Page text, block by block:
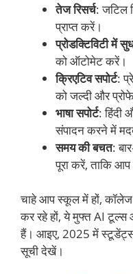
तेज रिसर्च: जटिल
प्राप्त करें।
प्रोडक्टिविटी में
को ऑटोमेट करें।
क्रिएटिव सपोर्ट:
को जल्दी और
भाषा सपोर्ट: हिंदी
संपादन करने में
समय की बचत:
पूरा करें, ताकि आप
चाहे आप स्कूल में हों, कॉलेज
कर रहे हों, ये मुफ्त AI
हैं। आइए, 2025 में
सूची देखें।